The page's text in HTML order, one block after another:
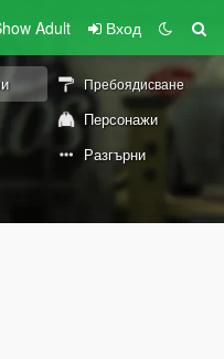
Adult Вход
Пребоядисване
Персонажи
Разгърни